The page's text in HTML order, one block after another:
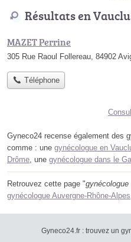
Résultats en
MAZET Perrine
305 Rue Raoul Follereau, 84902
Téléphone
Gyneco24 recense également des
comme : une gynécologue en
Drôme , une gynécologue dans le
Retrouvez cette page "
gynécologue Auvergne-Rhône-Alpes
Gyneco24.fr : trouvez un